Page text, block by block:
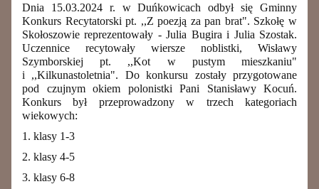
Dnia 15.03.2024 r. w Duńkowicach odbył się Gminny
Konkurs Recytatorski pt. ,,Z poezją za pan brat". Szkołę w
Skołoszowie reprezentowały - Julia Bugira i Julia Szostak.
Uczennice recytowały wiersze noblistki, Wisławy
Szymborskiej pt. ,,Kot w pustym mieszkaniu"
i ,,Kilkunastoletnia". Do konkursu zostały przygotowane
pod czujnym okiem polonistki Pani Stanisławy Kocuń.
Konkurs był przeprowadzony w trzech kategoriach
wiekowych:
1. klasy 1-3
2. klasy 4-5
3. klasy 6-8